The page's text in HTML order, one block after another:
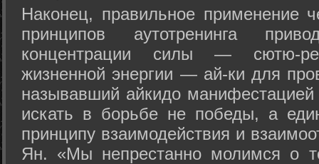
Наконец, правильное применение
принципов аутотренинга
концентрации силы — сютю-
жизненной энергии — ай-ки для
называвший айкидо
искать в борьбе не победы, а
принципу взаимодействия и
Ян. «Мы непрестанно молимся о